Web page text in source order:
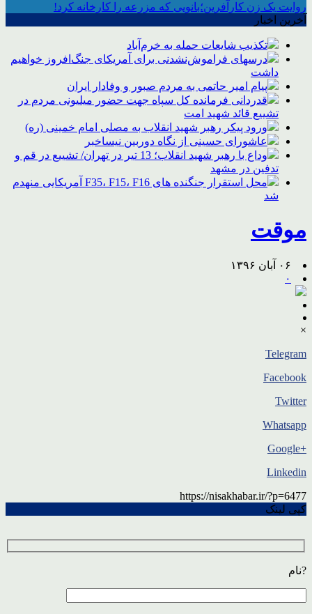
روایت یک زن کارآفرین؛بانویی که مزرعه را کارخانه کرد!
آخرین اخبار
تکذیب شایعات حمله به خرم‌آباد
درسهای فراموش‌نشدنی برای آمریکای جنگ‌افروز خواهیم
داشت
پیام امیر حاتمی به مردم صبور و وفادار ایران
قدردانی فرمانده کل سپاه جهت حضور میلیونی مردم در
تشییع قائد شهید امت
ورود پیکر رهبر شهید انقلاب به مصلی امام خمینی (ره)
عاشورای حسینی از نگاه دوربین نیساخبر
وداع با رهبر شهید انقلاب؛ 13 تیر در تهران/ تشییع در قم و
تدفین در مشهد
محل استقرار جنگنده های F35، F15، F16 آمریکایی منهدم
شد
موقت
۰۶ آبان ۱۳۹۶
۰
×
Telegram
Facebook
Twitter
Whatsapp
+Google
Linkedin
https://nisakhabar.ir/?p=6477
کپی لینک
?نام